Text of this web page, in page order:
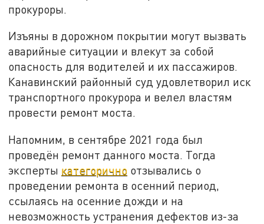
прокуроры.
Изъяны в дорожном покрытии могут вызвать
аварийные ситуации и влекут за собой
опасность для водителей и их пассажиров.
Канавинский районный суд удовлетворил иск
транспортного прокурора и велел властям
провести ремонт моста.
Напомним, в сентябре 2021 года был
проведён ремонт данного моста. Тогда
эксперты категорично отзывались о
проведении ремонта в осенний период,
ссылаясь на осенние дожди и на
невозможность устранения дефектов из-за